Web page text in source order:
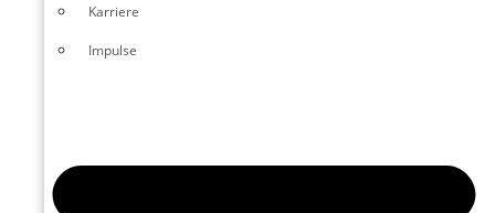
Karriere
Impulse